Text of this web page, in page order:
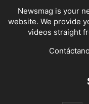
Newsmag is your
website. We provide
videos straight